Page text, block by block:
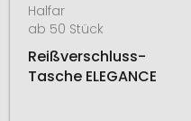
Halfar
ab 50 Stück
Reißverschluss-
Tasche ELEGANCE